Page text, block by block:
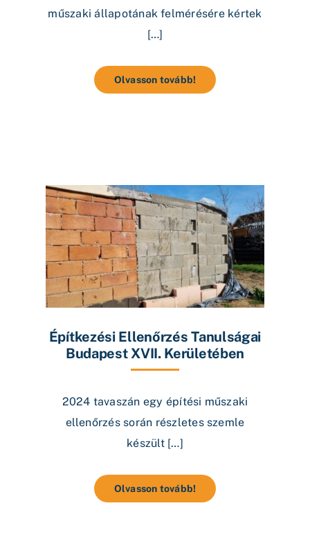
műszaki állapotának felmérésére kértek
[…]
Olvasson tovább!
Építkezési Ellenőrzés Tanulságai
Budapest XVII. Kerületében
2024 tavaszán egy építési műszaki
ellenőrzés során részletes szemle
készült […]
Olvasson tovább!